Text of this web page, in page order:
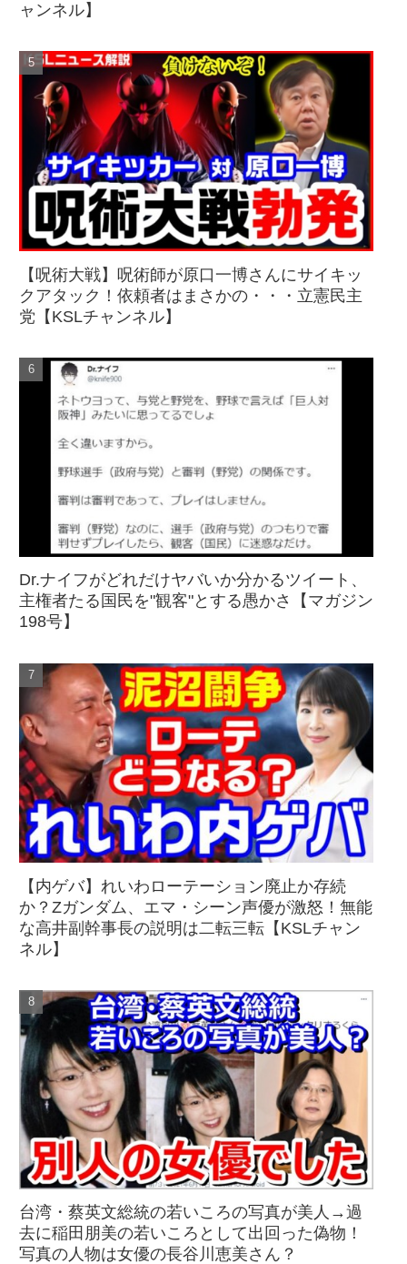
ャンネル】
【呪術大戦】呪術師が原口一博さんにサイキッ
クアタック！依頼者はまさかの・・・立憲民主
党【KSLチャンネル】
Dr.ナイフがどれだけヤバいか分かるツイート、
主権者たる国民を"観客"とする愚かさ【マガジン
198号】
【内ゲバ】れいわローテーション廃止か存続
か？Zガンダム、エマ・シーン声優が激怒！無能
な高井副幹事長の説明は二転三転【KSLチャン
ネル】
台湾・蔡英文総統の若いころの写真が美人→過
去に稲田朋美の若いころとして出回った偽物！
写真の人物は女優の長谷川恵美さん？